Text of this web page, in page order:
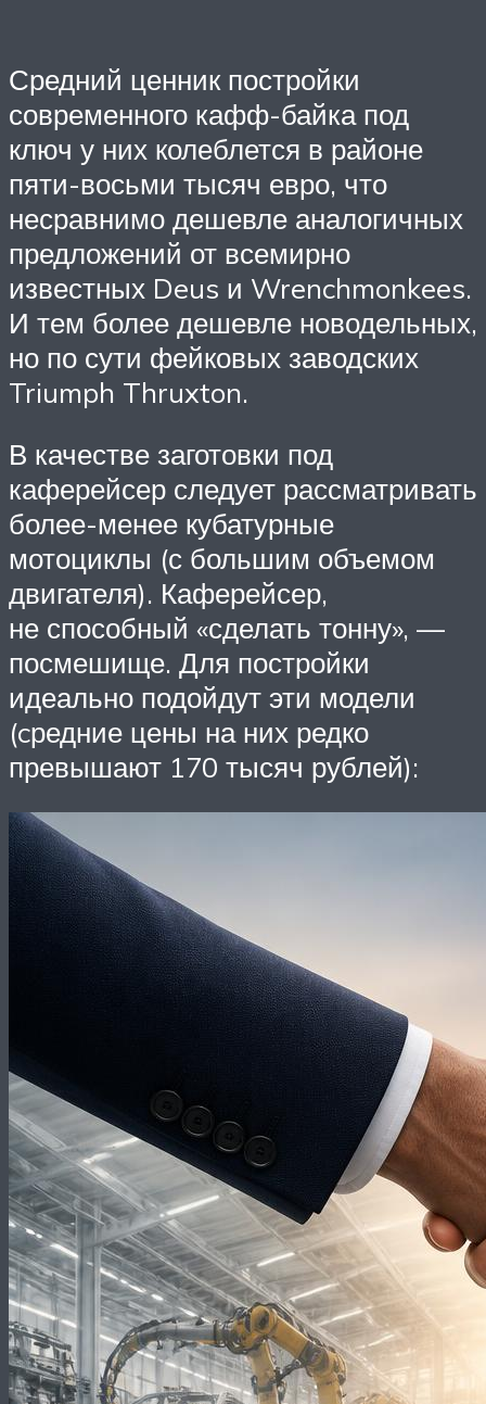
Средний ценник постройки
современного кафф-байка под
ключ у них колеблется в районе
пяти-восьми тысяч евро, что
несравнимо дешевле аналогичных
предложений от всемирно
известных Deus и Wrenchmonkees.
И тем более дешевле новодельных,
но по сути фейковых заводских
Triumph Thruxton.
В качестве заготовки под
каферейсер следует рассматривать
более-менее кубатурные
мотоциклы (с большим объемом
двигателя). Каферейсер,
не способный «сделать тонну», —
посмешище. Для постройки
идеально подойдут эти модели
(cредние цены на них редко
превышают 170 тысяч рублей):